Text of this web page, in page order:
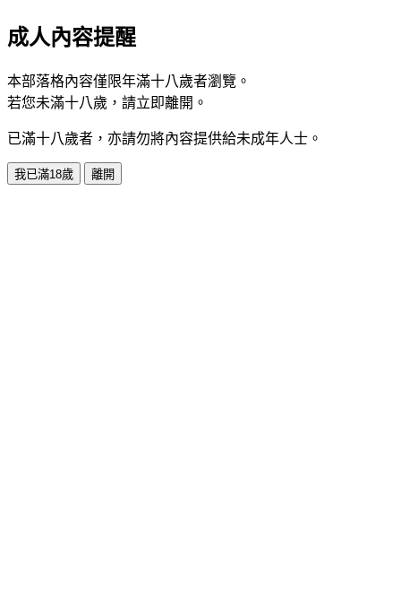
成人內容提醒
本部落格內容僅限年滿十八歲者瀏覽。
若您未滿十八歲，請立即離開。
已滿十八歲者，亦請勿將內容提供給未成年人士。
我已滿18歲 離開